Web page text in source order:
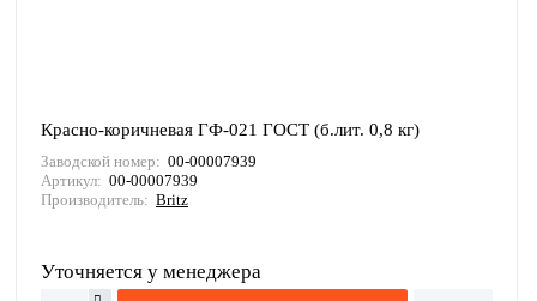
Красно-коричневая ГФ-021 ГОСТ (б.лит. 0,8 кг)
Заводской номер: 00-00007939
Артикул: 00-00007939
Производитель: Britz
Уточняется у менеджера